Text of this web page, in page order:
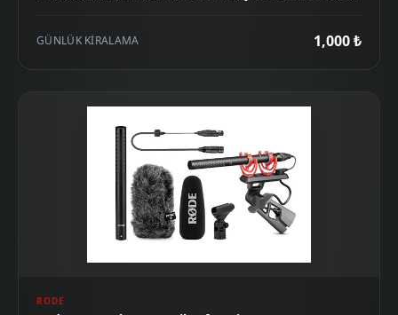
GÜNLÜK KIRALAMA 1,000 ₺
RODE